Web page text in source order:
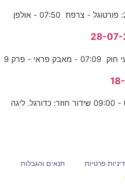
ערוץ הקיבוץ, מחזור 19 06:10 - 09:00 שידור חוזר: כדורגל. ליגה
פרטיות תנאים והגבלות